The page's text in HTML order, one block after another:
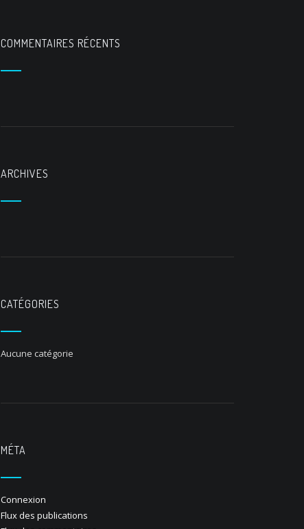
COMMENTAIRES RÉCENTS
ARCHIVES
CATÉGORIES
Aucune catégorie
MÉTA
Connexion
Flux des publications